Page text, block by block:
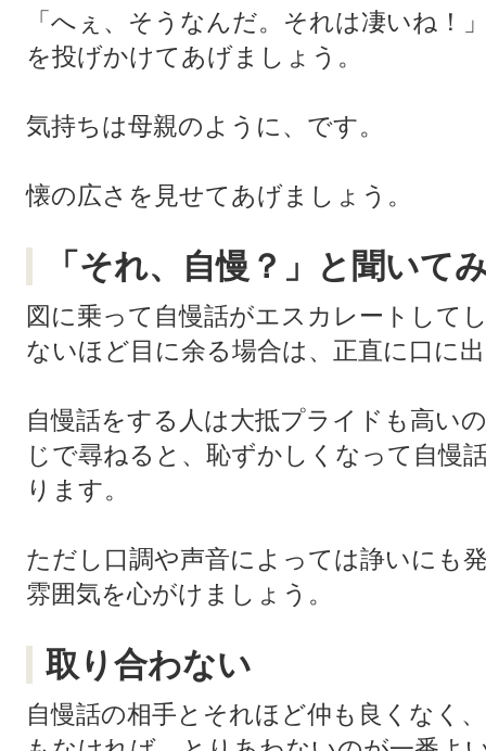
「へぇ、そうなんだ。それは凄いね！
を投げかけてあげましょう。
気持ちは母親のように、です。
懐の広さを見せてあげましょう。
「それ、自慢？」と聞いて
図に乗って自慢話がエスカレートして
ないほど目に余る場合は、正直に口に
自慢話をする人は大抵プライドも高い
じで尋ねると、恥ずかしくなって自慢
ります。
ただし口調や声音によっては諍いにも
雰囲気を心がけましょう。
取り合わない
自慢話の相手とそれほど仲も良くなく